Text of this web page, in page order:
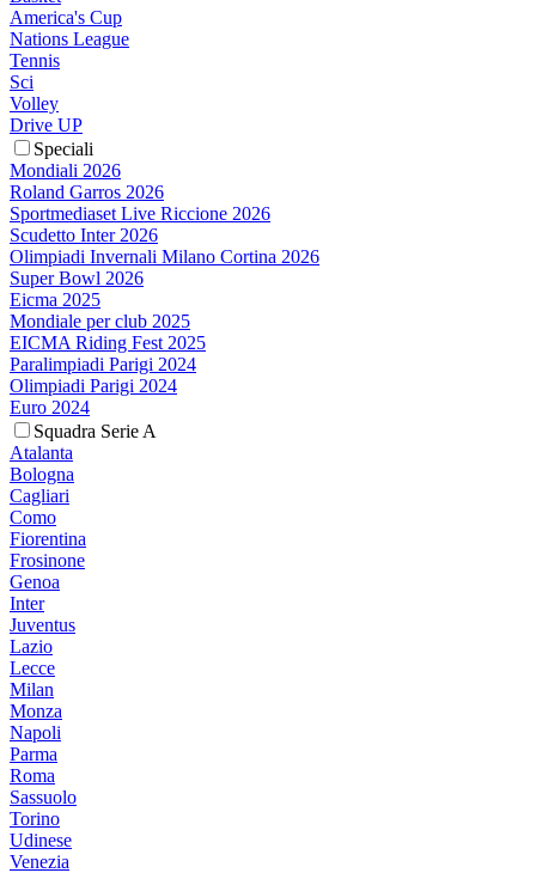
America's Cup
Nations League
Tennis
Sci
Volley
Drive UP
Speciali
Mondiali 2026
Roland Garros 2026
Sportmediaset Live Riccione 2026
Scudetto Inter 2026
Olimpiadi Invernali Milano Cortina 2026
Super Bowl 2026
Eicma 2025
Mondiale per club 2025
EICMA Riding Fest 2025
Paralimpiadi Parigi 2024
Olimpiadi Parigi 2024
Euro 2024
Squadra Serie A
Atalanta
Bologna
Cagliari
Como
Fiorentina
Frosinone
Genoa
Inter
Juventus
Lazio
Lecce
Milan
Monza
Napoli
Parma
Roma
Sassuolo
Torino
Udinese
Venezia